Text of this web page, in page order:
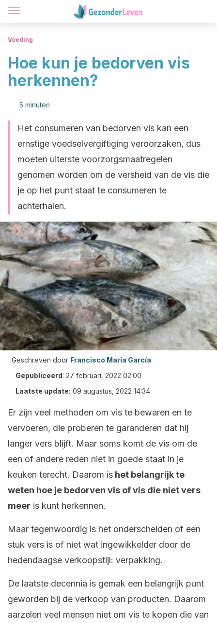
Voeding
Hoe kun je bedorven vis
herkennen?
5 minuten
Het consumeren van bedorven vis kan een
ernstige voedselvergiftiging veroorzaken, dus
moeten uiterste voorzorgsmaatregelen
genomen worden om de versheid van de vis die
je op het punt staat te consumeren te
achterhalen.
Geschreven door Francisco María García
Gepubliceerd: 27 februari, 2022 02:00
Laatste update: 09 augustus, 2022 14:34
Er zijn veel methoden om vis te bewaren en te
vervoeren, die proberen te garanderen dat hij
langer vers blijft. Maar soms komt de vis om de
een of andere reden niet in goede staat in je
keuken terecht. Daarom is het belangrijk te
weten hoe je bedorven vis of vis die niet vers
meer is kunt herkennen.
Maar tegenwoordig is het onderscheiden of een
stuk vers is of niet wat ingewikkelder door de
hedendaagse verkoopstijl: verpakking.
De laatste decennia is gemak een belangrijk punt
geworden bij de verkoop van producten. Daarom
aarzelen veel mensen niet om vis te kopen die van